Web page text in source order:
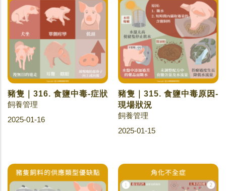
豬隻｜316. 食鹽中毒-症狀
飼養管理
2025-01-16
豬隻｜315. 食鹽中毒原因-
現場狀況
飼養管理
2025-01-15